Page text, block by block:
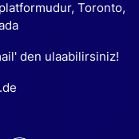
Toronto,
den ulaabilirsiniz!